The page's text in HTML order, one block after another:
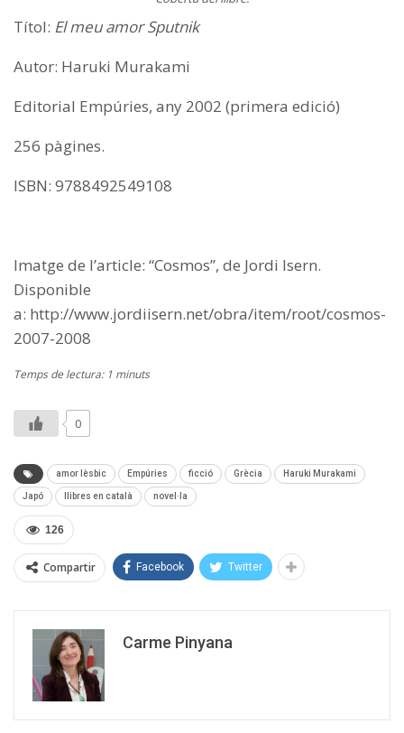
Títol: El meu amor Sputnik
Autor: Haruki Murakami
Editorial Empúries, any 2002 (primera edició)
256 pàgines.
ISBN: 9788492549108
Imatge de l’article: “Cosmos”, de Jordi Isern.
Disponible
a: http://www.jordiisern.net/obra/item/root/cosmos-
2007-2008
Temps de lectura: 1 minuts
0
amor lèsbic Empúries ficció Grècia Haruki Murakami
Japó llibres en català novel·la
126
Compartir Facebook Twitter
Carme Pinyana